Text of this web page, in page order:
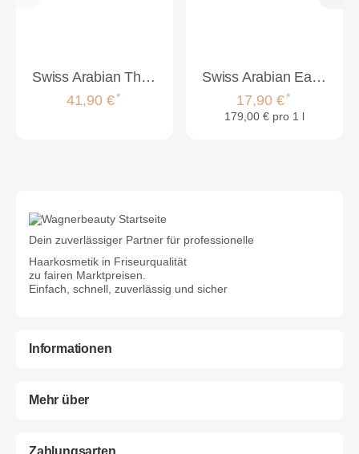
Swiss Arabian The First Bloom Of Spring Peony + Lily Of The Valley - Raumduft- 200ml
41,90 €*
Swiss Arabian Eau de Parfum Edge Intense Women 100 ml
17,90 €*
179,00 € pro 1 l
Dein zuverlässiger Partner für professionelle
Haarkosmetik in Friseurqualität
zu fairen Marktpreisen.
Einfach, schnell, zuverlässig und sicher
Informationen
Mehr über
Zahlungsarten